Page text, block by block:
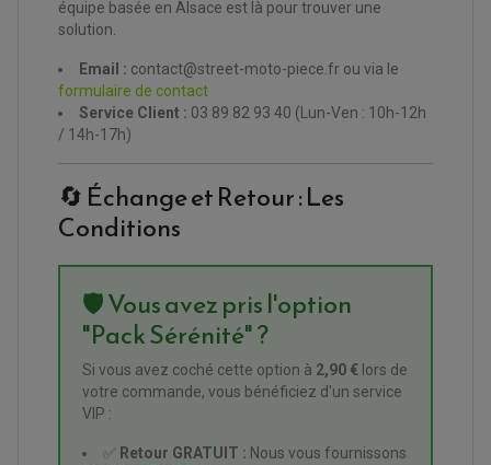
SUPPORT ANTIVOL
équipe basée en Alsace est là pour trouver une
solution.
Email : contact@street-moto-piece.fr ou via le
formulaire de contact
Service Client : 03 89 82 93 40 (Lun-Ven : 10h-12h
/ 14h-17h)
🔄 Échange et Retour : Les
Conditions
🛡️ Vous avez pris l'option
"Pack Sérénité" ?
Si vous avez coché cette option à 2,90 € lors de
votre commande, vous bénéficiez d'un service
VIP :
✅ Retour GRATUIT : Nous vous fournissons